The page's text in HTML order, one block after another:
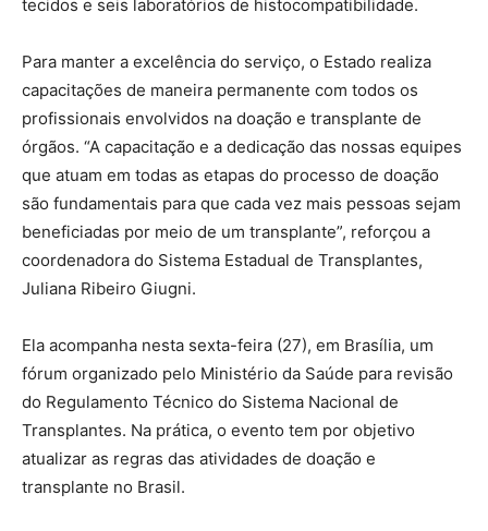
tecidos e seis laboratórios de histocompatibilidade.
Para manter a excelência do serviço, o Estado realiza
capacitações de maneira permanente com todos os
profissionais envolvidos na doação e transplante de
órgãos. “A capacitação e a dedicação das nossas equipes
que atuam em todas as etapas do processo de doação
são fundamentais para que cada vez mais pessoas sejam
beneficiadas por meio de um transplante”, reforçou a
coordenadora do Sistema Estadual de Transplantes,
Juliana Ribeiro Giugni.
Ela acompanha nesta sexta-feira (27), em Brasília, um
fórum organizado pelo Ministério da Saúde para revisão
do Regulamento Técnico do Sistema Nacional de
Transplantes. Na prática, o evento tem por objetivo
atualizar as regras das atividades de doação e
transplante no Brasil.